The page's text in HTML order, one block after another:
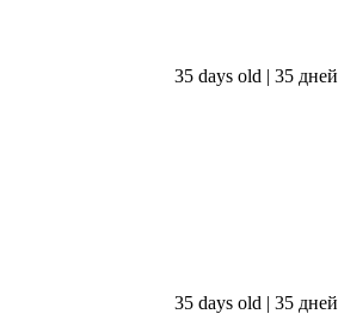
35 days old | 35 дней
35 days old | 35 дней